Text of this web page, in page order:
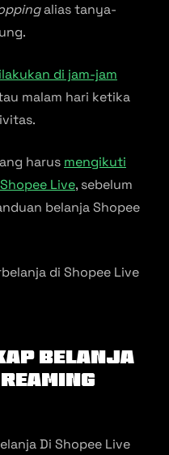
alias tanya-
di jam-jam
malam hari ketika
harus mengikuti
Live, sebelum
belanja Shopee
di Shopee Live
Belanja